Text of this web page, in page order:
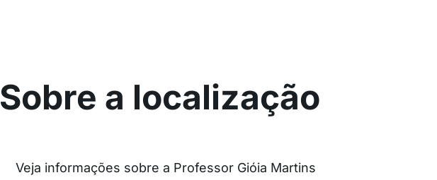
Sobre a localização
Veja informações sobre a Professor Gióia Martins